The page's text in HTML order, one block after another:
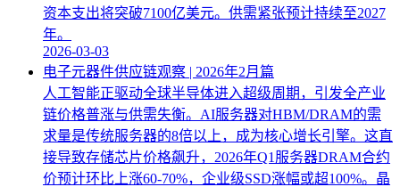
资本支出将突破7100亿美元。供需紧张预计持续至2027
年。
2026-03-03
电子元器件供应链观察 | 2026年2月篇
人工智能正驱动全球半导体进入超级周期，引发全产业
链价格普涨与供需失衡。AI服务器对HBM/DRAM的需
求量是传统服务器的8倍以上，成为核心增长引擎。这直
接导致存储芯片价格飙升，2026年Q1服务器DRAM合约
价预计环比上涨60-70%，企业级SSD涨幅或超100%。晶